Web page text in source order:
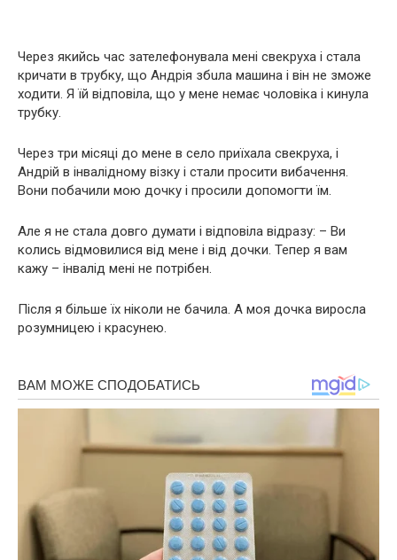
Через якийсь час зателефонувала мені свекруха і стала
кричати в трубку, що Андрія збuла машина і він не зможе
ходити. Я їй відповіла, що у мене немає чоловіка і кинула
трубку.
Через три місяці до мене в село приїхала свекруха, і
Андрій в iнвaліднoму візку і стали просити вибачення.
Вони побачили мою дочку і просили допомогти їм.
Але я не стала довго думати і відповіла відразу: – Ви
колись відмовилися від мене і від дочки. Тепер я вам
кажу – iнвaлід мені не потрібен.
Після я більше їх ніколи не бачила. А моя дочка виросла
розумницею і красунею.